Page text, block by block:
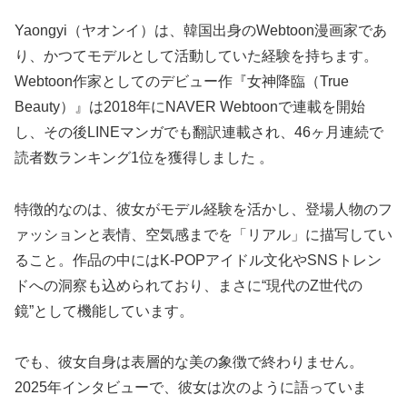
Yaongyi（ヤオンイ）は、韓国出身のWebtoon漫画家であ
り、かつてモデルとして活動していた経験を持ちます。
Webtoon作家としてのデビュー作『女神降臨（True
Beauty）』は2018年にNAVER Webtoonで連載を開始
し、その後LINEマンガでも翻訳連載され、46ヶ月連続で
読者数ランキング1位を獲得しました 。
特徴的なのは、彼女がモデル経験を活かし、登場人物のフ
ァッションと表情、空気感までを「リアル」に描写してい
ること。作品の中にはK-POPアイドル文化やSNSトレン
ドへの洞察も込められており、まさに“現代のZ世代の
鏡”として機能しています。
でも、彼女自身は表層的な美の象徴で終わりません。
2025年インタビューで、彼女は次のように語っていま